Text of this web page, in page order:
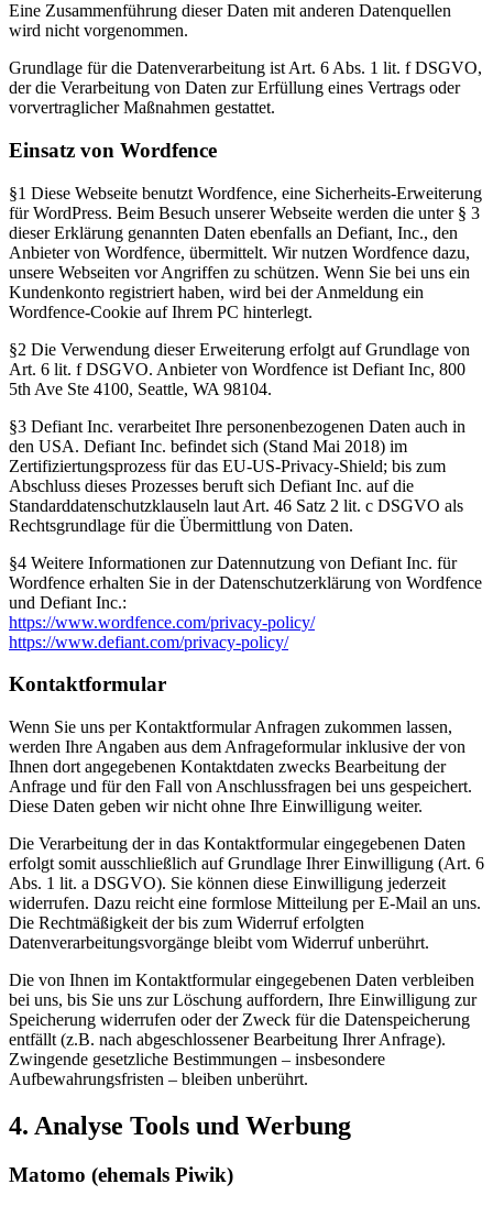
Eine Zusammenführung dieser Daten mit anderen Datenquellen
wird nicht vorgenommen.
Grundlage für die Datenverarbeitung ist Art. 6 Abs. 1 lit. f DSGVO,
der die Verarbeitung von Daten zur Erfüllung eines Vertrags oder
vorvertraglicher Maßnahmen gestattet.
Einsatz von Wordfence
§1 Diese Webseite benutzt Wordfence, eine Sicherheits-Erweiterung
für WordPress. Beim Besuch unserer Webseite werden die unter § 3
dieser Erklärung genannten Daten ebenfalls an Defiant, Inc., den
Anbieter von Wordfence, übermittelt. Wir nutzen Wordfence dazu,
unsere Webseiten vor Angriffen zu schützen. Wenn Sie bei uns ein
Kundenkonto registriert haben, wird bei der Anmeldung ein
Wordfence-Cookie auf Ihrem PC hinterlegt.
§2 Die Verwendung dieser Erweiterung erfolgt auf Grundlage von
Art. 6 lit. f DSGVO. Anbieter von Wordfence ist Defiant Inc, 800
5th Ave Ste 4100, Seattle, WA 98104.
§3 Defiant Inc. verarbeitet Ihre personenbezogenen Daten auch in
den USA. Defiant Inc. befindet sich (Stand Mai 2018) im
Zertifiziertungsprozess für das EU-US-Privacy-Shield; bis zum
Abschluss dieses Prozesses beruft sich Defiant Inc. auf die
Standarddatenschutzklauseln laut Art. 46 Satz 2 lit. c DSGVO als
Rechtsgrundlage für die Übermittlung von Daten.
§4 Weitere Informationen zur Datennutzung von Defiant Inc. für
Wordfence erhalten Sie in der Datenschutzerklärung von Wordfence
und Defiant Inc.:
https://www.wordfence.com/privacy-policy/
https://www.defiant.com/privacy-policy/
Kontaktformular
Wenn Sie uns per Kontaktformular Anfragen zukommen lassen,
werden Ihre Angaben aus dem Anfrageformular inklusive der von
Ihnen dort angegebenen Kontaktdaten zwecks Bearbeitung der
Anfrage und für den Fall von Anschlussfragen bei uns gespeichert.
Diese Daten geben wir nicht ohne Ihre Einwilligung weiter.
Die Verarbeitung der in das Kontaktformular eingegebenen Daten
erfolgt somit ausschließlich auf Grundlage Ihrer Einwilligung (Art. 6
Abs. 1 lit. a DSGVO). Sie können diese Einwilligung jederzeit
widerrufen. Dazu reicht eine formlose Mitteilung per E-Mail an uns.
Die Rechtmäßigkeit der bis zum Widerruf erfolgten
Datenverarbeitungsvorgänge bleibt vom Widerruf unberührt.
Die von Ihnen im Kontaktformular eingegebenen Daten verbleiben
bei uns, bis Sie uns zur Löschung auffordern, Ihre Einwilligung zur
Speicherung widerrufen oder der Zweck für die Datenspeicherung
entfällt (z.B. nach abgeschlossener Bearbeitung Ihrer Anfrage).
Zwingende gesetzliche Bestimmungen – insbesondere
Aufbewahrungsfristen – bleiben unberührt.
4. Analyse Tools und Werbung
Matomo (ehemals Piwik)